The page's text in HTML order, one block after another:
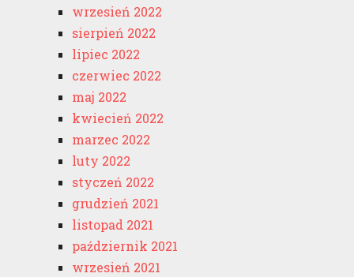
wrzesień 2022
sierpień 2022
lipiec 2022
czerwiec 2022
maj 2022
kwiecień 2022
marzec 2022
luty 2022
styczeń 2022
grudzień 2021
listopad 2021
październik 2021
wrzesień 2021